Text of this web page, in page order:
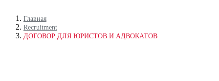
Главная
Recruitment
ДОГОВОР ДЛЯ ЮРИСТОВ И АДВОКАТОВ